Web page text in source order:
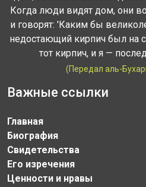
Когда люди видят дом, они
и говорят: 'Каким бы
недостающий кирпич был на
тот кирпич, и я —
(Передал аль-
Важные ссылки
Главная
Биография
Свидетельства
Его изречения
Ценности и нравы